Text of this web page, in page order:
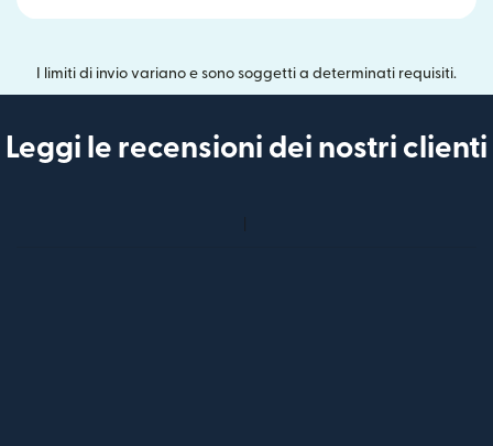
I limiti di invio variano e sono soggetti a determinati requisiti.
Leggi le recensioni dei nostri clienti